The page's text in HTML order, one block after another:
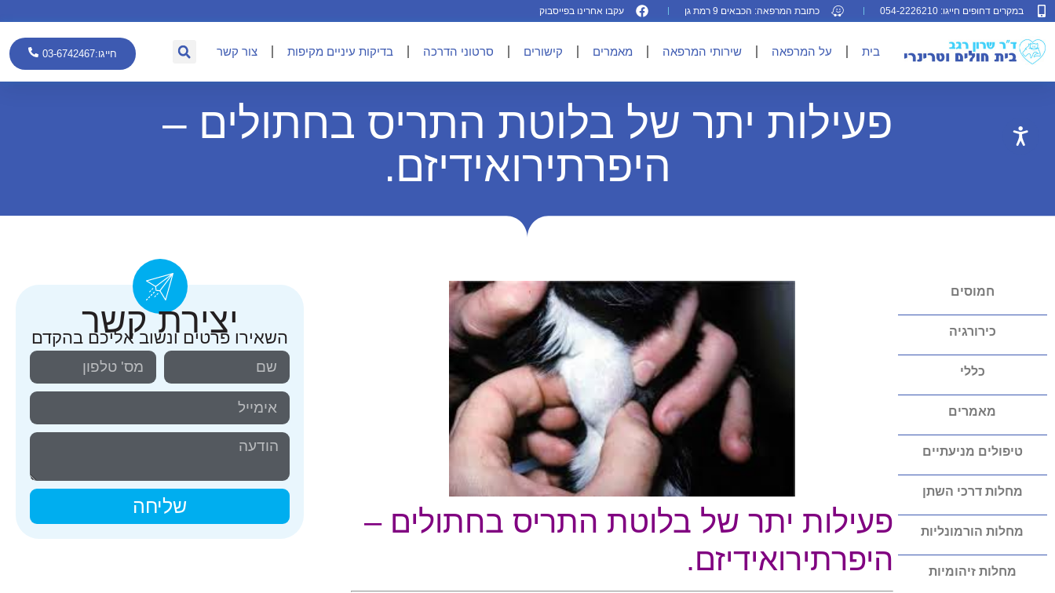
במקרים דחופים חייגו: 054-2226210 כתובת המרפאה: הכבאים 9 רמת גן עקבו אחרינו בפייסבוק
בית על המרפאה שירותי המרפאה מאמרים קישורים סרטוני הדרכה בדיקות עיניים מקיפות צור קשר חייגו:03-6742467
פעילות יתר של בלוטת התריס בחתולים –
היפרתירואידיזם.
יצירת קשר
השאירו פרטים ונשוב אליכם בהקדם
שליחה
חמוסים
כירורגיה
כללי
מאמרים
טיפולים מניעתיים
מחלות דרכי השתן
מחלות הורמונליות
מחלות זיהומיות
פעילות יתר של בלוטת התריס בחתולים –
היפרתירואידיזם.